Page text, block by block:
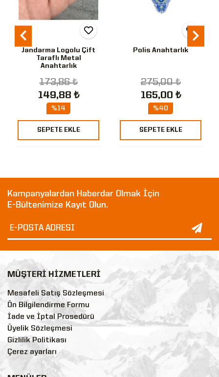
Jandarma Logolu Çift
Taraflı Metal
Anahtarlık
173,86 ₺
149,88 ₺
%14
SEPETE EKLE
Polis Anahtarlık
275,00 ₺
165,00 ₺
%40
SEPETE EKLE
Kampanyalardan Haberdar Olmak İçin
E-Bültenimize Kayıt Olun.
MÜŞTERİ HİZMETLERİ
Mesafeli Satış Sözleşmesi
Ön Bilgilendirme Formu
İade ve İptal Prosedürü
Üyelik Sözleşmesi
Gizlilik Politikası
Çerez ayarları